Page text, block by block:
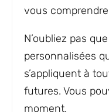
vous
N’oubliez pas
personnalisées
s’appliquent à
futures. Vous
moment.